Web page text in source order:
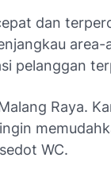
dan
area-
pelanggan
Raya.
WC.